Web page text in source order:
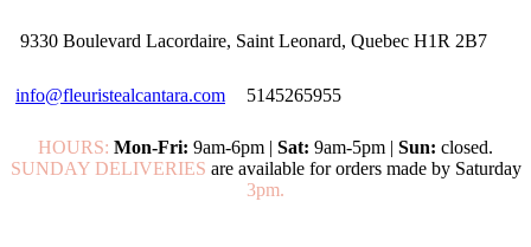
9330 Boulevard Lacordaire, Saint Leonard, Quebec H1R 2B7
info@fleuristealcantara.com 5145265955
HOURS: Mon-Fri: 9am-6pm | Sat: 9am-5pm | Sun: closed.
SUNDAY DELIVERIES are available for orders made by Saturday
3pm.